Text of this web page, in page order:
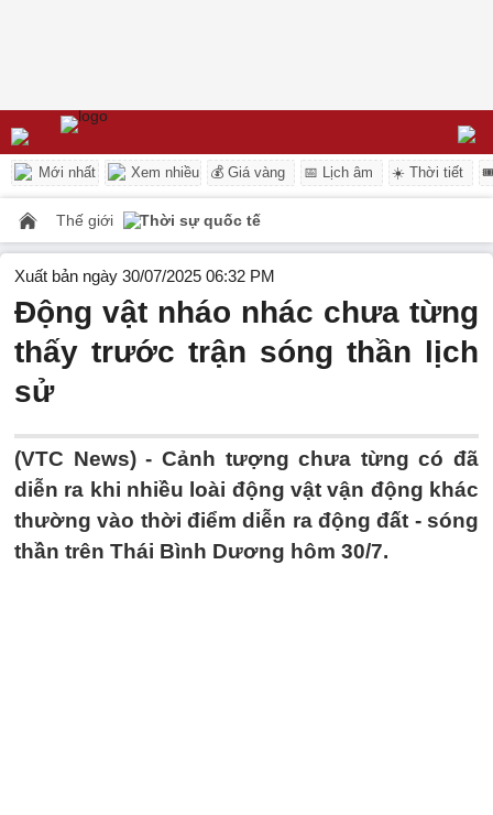
Mới nhất Xem nhiều 💰 Giá vàng 📅 Lịch âm ☀️ Thời tiết
Thế giới Thời sự quốc tế
Xuất bản ngày 30/07/2025 06:32 PM
Động vật nháo nhác chưa từng
thấy trước trận sóng thần lịch
sử
(VTC News) - Cảnh tượng chưa từng có đã
diễn ra khi nhiều loài động vật vận động khác
thường vào thời điểm diễn ra động đất - sóng
thần trên Thái Bình Dương hôm 30/7.